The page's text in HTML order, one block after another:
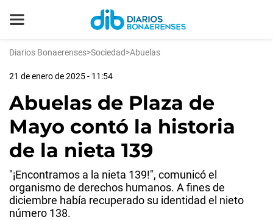
Diarios Bonaerenses>Sociedad>Abuelas
21 de enero de 2025 - 11:54
Abuelas de Plaza de
Mayo contó la historia
de la nieta 139
"¡Encontramos a la nieta 139!", comunicó el
organismo de derechos humanos. A fines de
diciembre había recuperado su identidad el nieto
número 138.